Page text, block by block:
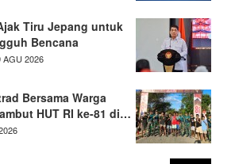
Tiru Jepang untuk
Bencana
2026
Bersama Warga
HUT RI ke-81 di…